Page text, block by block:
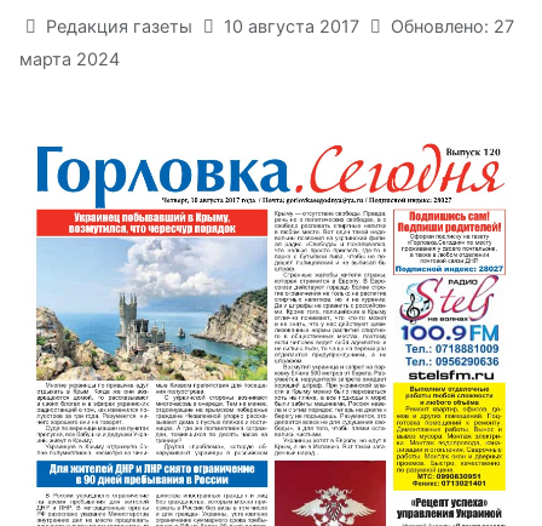
Информация о материале
Редакция газеты 10 августа 2017
Обновлено: 27
марта 2024